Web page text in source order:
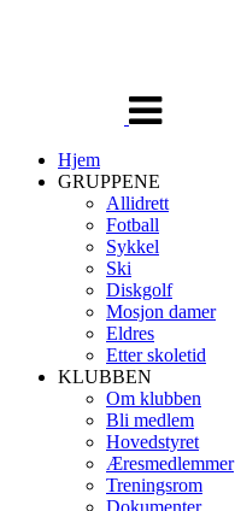
navigasjon
Hjem
GRUPPENE
Allidrett
Fotball
Sykkel
Ski
Diskgolf
Mosjon damer
Eldres
Etter skoletid
KLUBBEN
Om klubben
Bli medlem
Hovedstyret
Æresmedlemmer
Treningsrom
Dokumenter